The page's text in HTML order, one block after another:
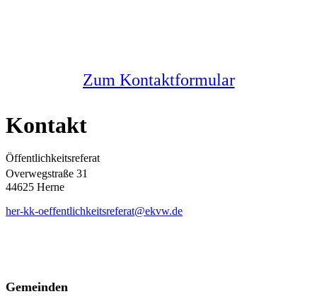
Zum Kontaktformular
Kontakt
Öffentlichkeitsreferat
Overwegstraße 31
44625 Herne
her-kk-oeffentlichkeitsreferat@ekvw.de
Gemeinden